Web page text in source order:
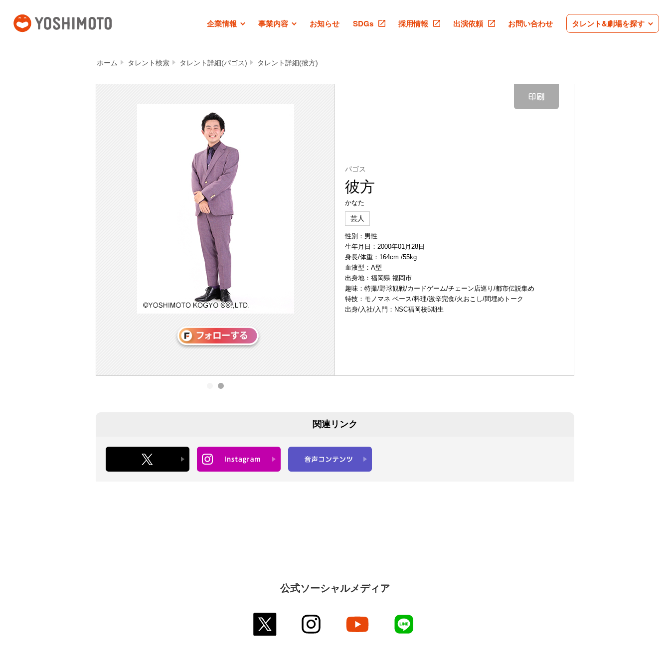
企業情報 事業内容 お知らせ SDGs 採用情報 出演依頼 お問い合わせ タレント&劇場を探す
ホーム タレント検索 タレント詳細(パゴス) タレント詳細(彼方)
パゴス
彼方
かなた
芸人
性別：男性
生年月日：2000年01月28日
身長/体重：164cm /55kg
血液型：A型
出身地：福岡県 福岡市
趣味：特撮/野球観戦/カードゲーム/チェーン店巡り/都市伝説集め
特技：モノマネ ベース/料理/激辛完食/火おこし/間埋めトーク
出身/入社/入門：NSC福岡校5期生
関連リンク
公式ソーシャルメディア
instagram youtube